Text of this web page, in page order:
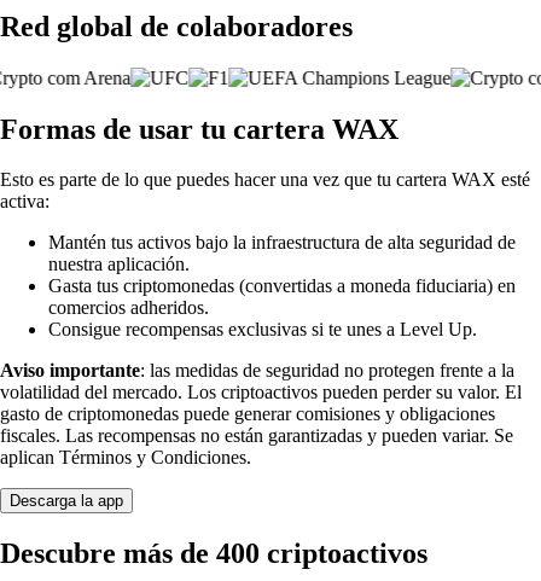
Red global de colaboradores
Formas de usar tu cartera WAX
Esto es parte de lo que puedes hacer una vez que tu cartera WAX esté
activa:
Mantén tus activos bajo la infraestructura de alta seguridad de
nuestra aplicación.
Gasta tus criptomonedas (convertidas a moneda fiduciaria) en
comercios adheridos.
Consigue recompensas exclusivas si te unes a Level Up.
Aviso importante: las medidas de seguridad no protegen frente a la
volatilidad del mercado. Los criptoactivos pueden perder su valor. El
gasto de criptomonedas puede generar comisiones y obligaciones
fiscales. Las recompensas no están garantizadas y pueden variar. Se
aplican Términos y Condiciones.
Descarga la app
Descubre más de 400 criptoactivos